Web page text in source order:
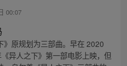
00:07
》原规划为三部曲。早在 2020
异人之下》第一部电影上映，但